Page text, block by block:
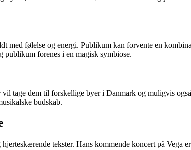
med følelse og energi. Publikum kan forvente en
publikum forenes i en magisk symbiose.
tage dem til forskellige byer i Danmark og muligvis
budskab.
tekster. Hans kommende koncert på Vega